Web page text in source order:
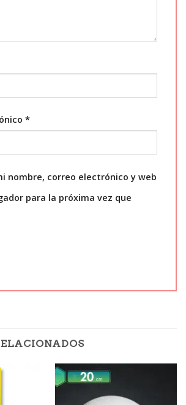
*
nombre, correo electrónico y web
para la próxima vez que